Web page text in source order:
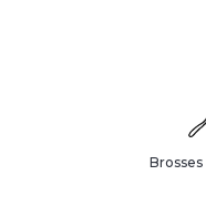
Brosses